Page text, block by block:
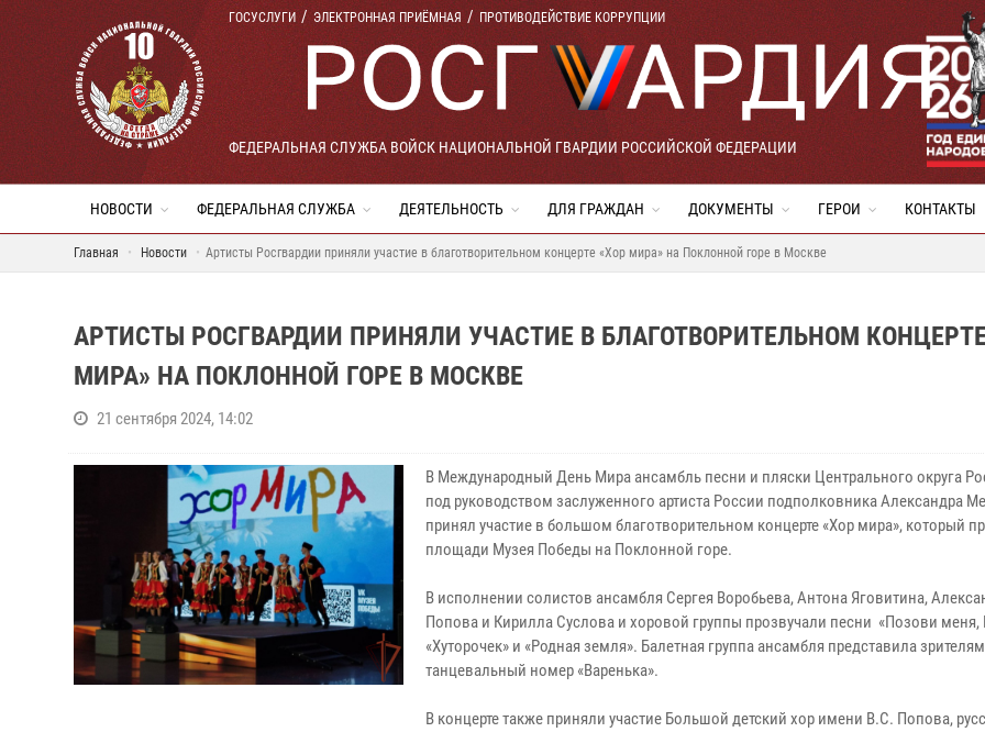
ГОСУСЛУГИ ЭЛЕКТРОННАЯ ПРИЁМНАЯ ПРОТИВОДЕЙСТВИЕ КОРРУПЦИИ
ФЕДЕРАЛЬНАЯ СЛУЖБА ВОЙСК НАЦИОНАЛЬНОЙ ГВАРДИИ РОССИЙСКОЙ ФЕДЕРАЦИИ
НОВОСТИ ФЕДЕРАЛЬНАЯ СЛУЖБА ДЕЯТЕЛЬНОСТЬ ДЛЯ ГРАЖДАН ДОКУМЕНТЫ ГЕРОИ КОНТАКТЫ
Главная Новости Артисты Росгвардии приняли участие в благотворительном концерте «Хор мира» на Поклонной горе в Москве
АРТИСТЫ РОСГВАРДИИ ПРИНЯЛИ УЧАСТИЕ В БЛАГОТВОРИТЕЛЬНОМ
МИРА» НА ПОКЛОННОЙ ГОРЕ В МОСКВЕ
21 сентября 2024, 14:02
В Международный День Мира ансамбль песни и пляски Центрального округа
под руководством заслуженного артиста России подполковника Александра
принял участие в большом благотворительном концерте «Хор мира», который
площади Музея Победы на Поклонной горе.
В исполнении солистов ансамбля Сергея Воробьева, Антона Яговитина,
Попова и Кирилла Суслова и хоровой группы прозвучали песни «Позови меня,
«Хуторочек» и «Родная земля». Балетная группа ансамбля представила зрителям
танцевальный номер «Варенька».
В концерте также приняли участие Большой детский хор имени В.С. Попова,